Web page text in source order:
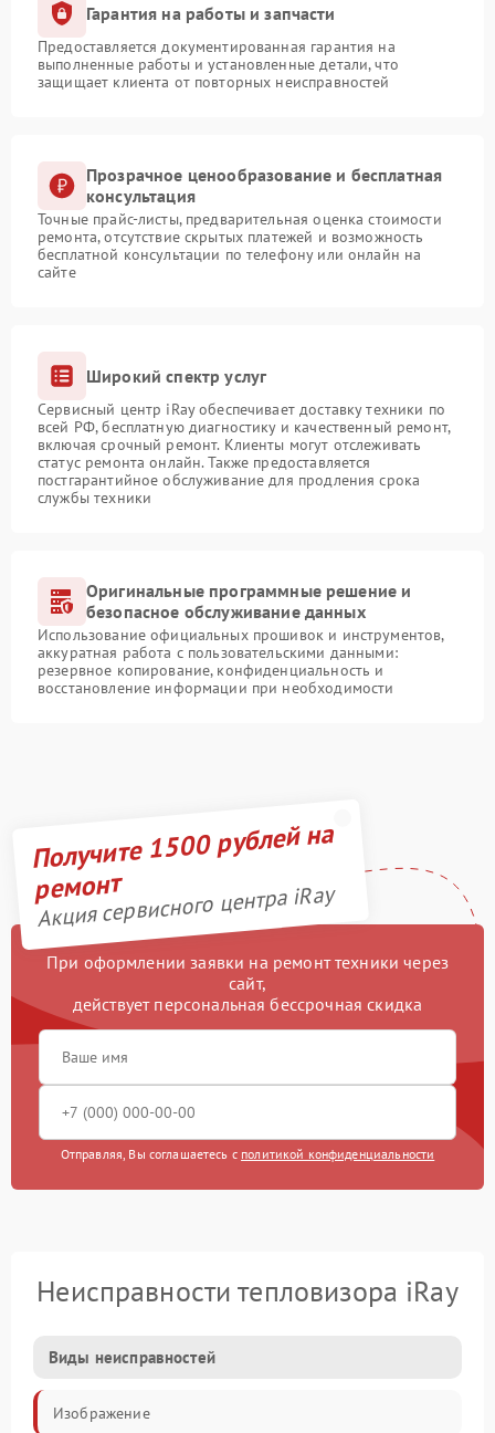
Гарантия на работы и запчасти
Предоставляется документированная гарантия на
выполненные работы и установленные детали, что
защищает клиента от повторных неисправностей
Прозрачное ценообразование и бесплатная
консультация
Точные прайс-листы, предварительная оценка стоимости
ремонта, отсутствие скрытых платежей и возможность
бесплатной консультации по телефону или онлайн на
сайте
Широкий спектр услуг
Сервисный центр iRay обеспечивает доставку техники по
всей РФ, бесплатную диагностику и качественный ремонт,
включая срочный ремонт. Клиенты могут отслеживать
статус ремонта онлайн. Также предоставляется
постгарантийное обслуживание для продления срока
службы техники
Оригинальные программные решение и
безопасное обслуживание данных
Использование официальных прошивок и инструментов,
аккуратная работа с пользовательскими данными:
резервное копирование, конфиденциальность и
восстановление информации при необходимости
Получите 1500 рублей на
ремонт
Акция сервисного центра iRay
При оформлении заявки на ремонт техники через
сайт,
действует персональная бессрочная скидка
Отправляя, Вы соглашаетесь с политикой конфиденциальности
Неисправности тепловизора iRay
Виды неисправностей
Изображение